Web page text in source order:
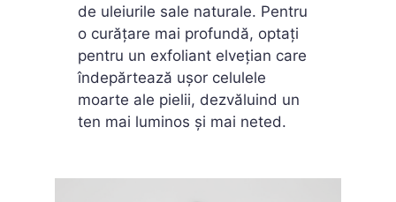
de uleiurile sale naturale. Pentru
o curățare mai profundă, optați
pentru un exfoliant elvețian care
îndepărtează ușor celulele
moarte ale pielii, dezvăluind un
ten mai luminos și mai neted.